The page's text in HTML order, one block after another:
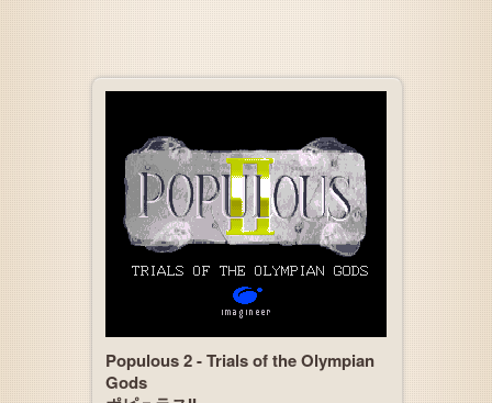
Populous 2 - Trials of the Olympian
Gods